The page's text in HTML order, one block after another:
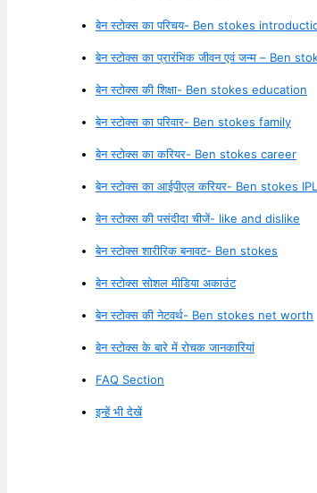
बेन स्टोक्स का परिचय- Ben stokes
बेन स्टोक्स का प्रारंभिक जीवन एवं जन्म – Ben
बेन स्टोक्स की शिक्षा- Ben stokes education
बेन स्टोक्स का परिवार- Ben stokes family
बेन स्टोक्स का करियर- Ben stokes career
बेन स्टोक्स का आईपीएल करियर- Ben stokes
बेन स्टोक्स की पसंदीदा चीजें- like and dislike
बेन स्टोक्स शारीरिक बनावट- Ben stokes
बेन स्टोक्स सोशल मीडिया अकाउंट
बेन स्टोक्स की नेटवर्थ- Ben stokes net worth
बेन स्टोक्स के बारे में रोचक जानकारियां
FAQ Section
इन्हें भी देखें